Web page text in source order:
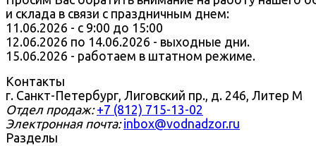
и склада в связи с праздничным днем:
11.06.2026 - с 9:00 до 15:00
12.06.2026 по 14.06.2026 - выходные дни.
15.06.2026 - работаем в штатном режиме.
Контакты
г. Санкт-Петербург, Лиговский пр., д. 246, Литер М
Отдел продаж: +7 (812) 715-13-02
Электронная почта: inbox@vodnadzor.ru
Разделы